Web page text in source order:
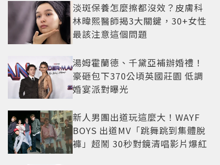
淡斑保養怎麼擦都沒效？皮膚科
林暐熙醫師揭3大關鍵，30+女性
最該注意這個問題
湯姆霍蘭德、千黛亞補辦婚禮！
豪砸包下370公頃英國莊園 低調
婚宴派對曝光
新人男團出道玩這麼大！WAYF
BOYS 出道MV「跳舞跳到集體脫
褲」超鬧 30秒對鏡清唱影片爆紅